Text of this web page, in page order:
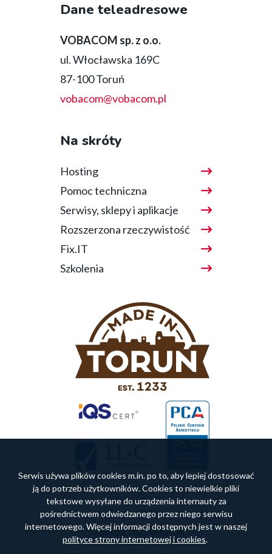
bottom
Dane teleadresowe
VOBACOM sp. z o.o.
ul. Włocławska 169C
87-100 Toruń
vobacom@vobacom.pl
Na skróty
Hosting
Pomoc techniczna
Serwisy, sklepy i aplikacje
Rozszerzona rzeczywistość
Fix.IT
Szkolenia
Copyright 2025 Vobacom
Serwis używa plików cookies m.in. po to, aby lepiej dostosować
ją do potrzeb użytkowników. Cookies to niewielkie pliki
tekstowe wysyłane do urządzenia internauty za
pośrednictwem odwiedzanego przez niego serwisu
internetowego. Więcej informacji dostępnych jest w naszej
polityce strony internetowej i cookies.